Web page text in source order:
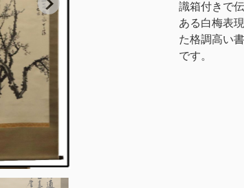
識箱付きで
ある白梅表
た格調高い
です。